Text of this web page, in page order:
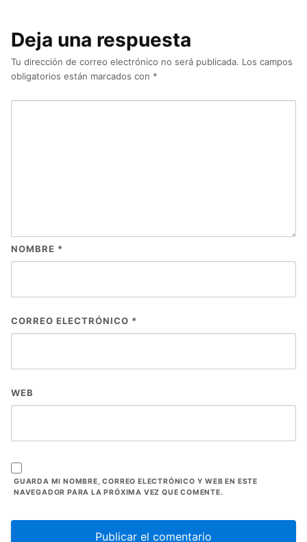
Deja una respuesta
Tu dirección de correo electrónico no será publicada. Los campos
obligatorios están marcados con *
NOMBRE *
CORREO ELECTRÓNICO *
WEB
GUARDA MI NOMBRE, CORREO ELECTRÓNICO Y WEB EN ESTE
NAVEGADOR PARA LA PRÓXIMA VEZ QUE COMENTE.